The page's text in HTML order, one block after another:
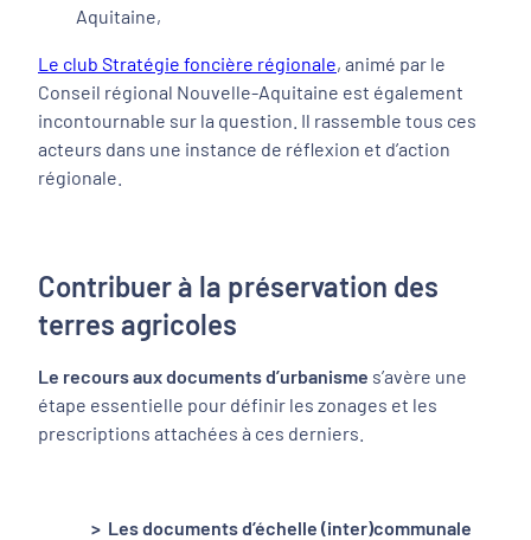
Aquitaine,
Le club Stratégie foncière régionale, animé par le
Conseil régional Nouvelle-Aquitaine est également
incontournable sur la question. Il rassemble tous ces
acteurs dans une instance de réflexion et d’action
régionale.
Contribuer à la préservation des
terres agricoles
Le recours aux documents d’urbanisme s’avère une
étape essentielle pour définir les zonages et les
prescriptions attachées à ces derniers.
> Les documents d’échelle (inter)communale